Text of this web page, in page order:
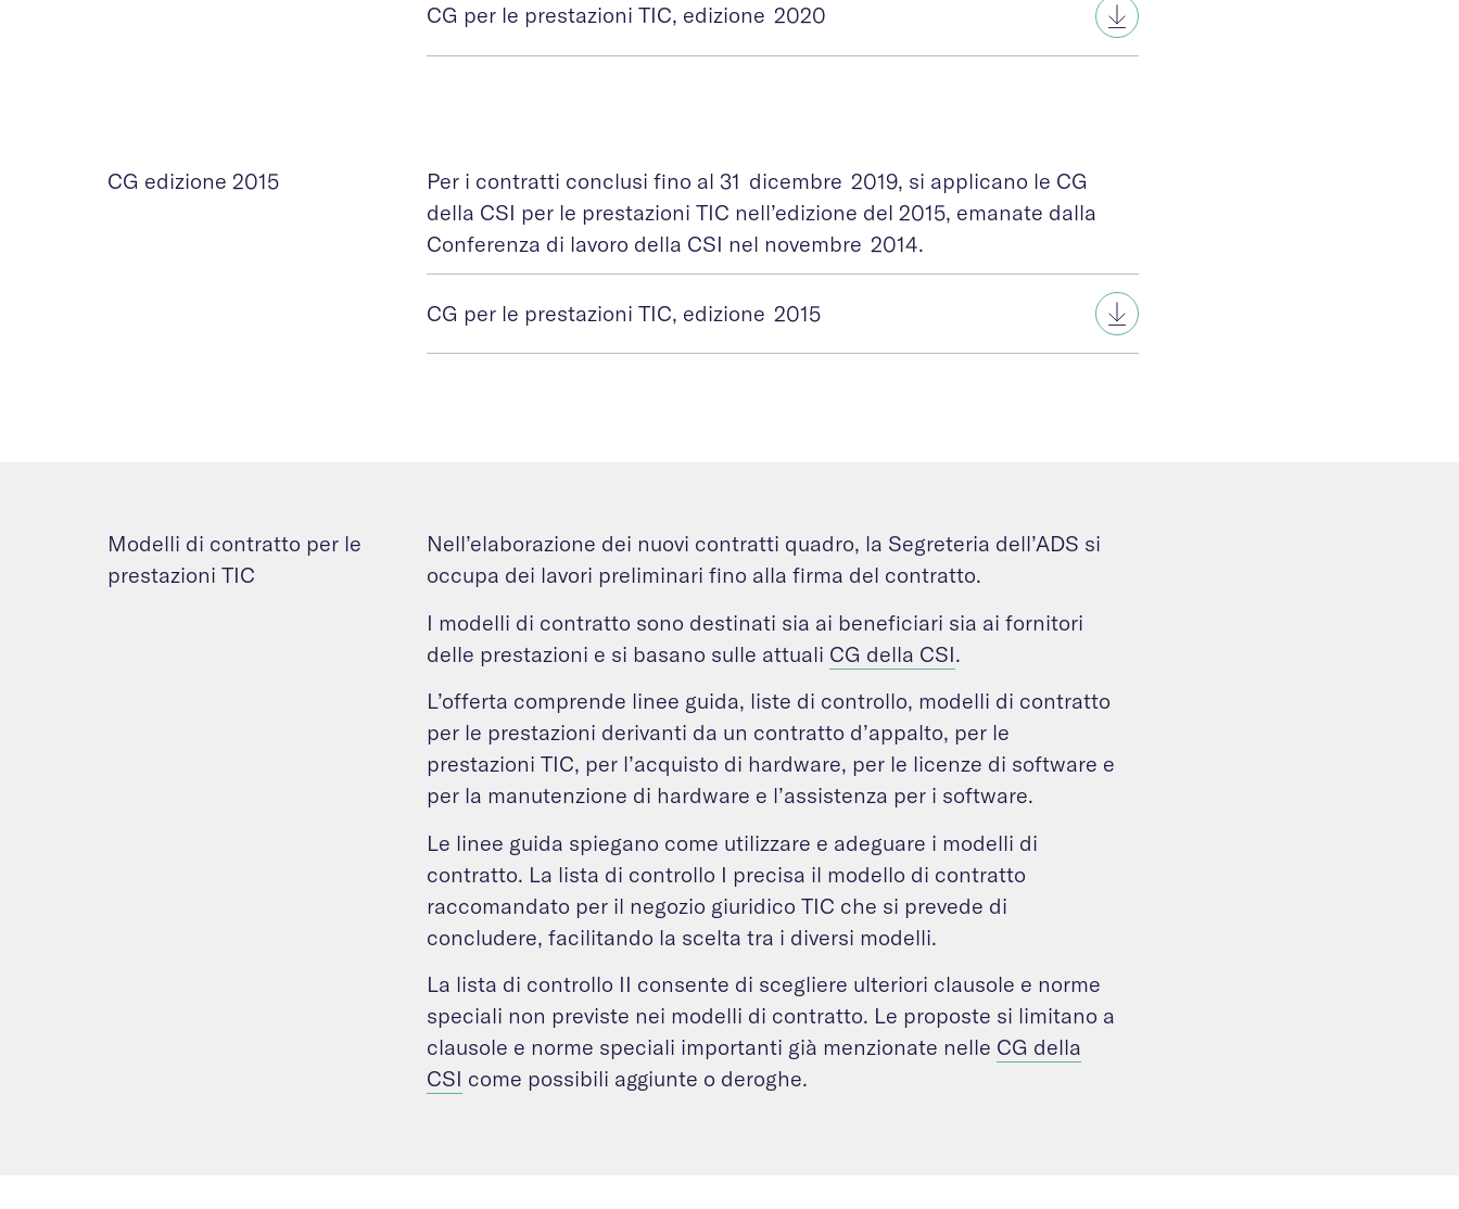
CG per le prestazioni TIC, edizione 2020
CG edizione 2015
Per i contratti conclusi fino al 31 dicembre 2019, si applicano le CG
della CSI per le prestazioni TIC nell’edizione del 2015, emanate dalla
Conferenza di lavoro della CSI nel novembre 2014.
CG per le prestazioni TIC, edizione 2015
Modelli di contratto per le
prestazioni TIC
Nell’elaborazione dei nuovi contratti quadro, la Segreteria dell’ADS si
occupa dei lavori preliminari fino alla firma del contratto.
I modelli di contratto sono destinati sia ai beneficiari sia ai fornitori
delle prestazioni e si basano sulle attuali CG della CSI.
L’offerta comprende linee guida, liste di controllo, modelli di contratto
per le prestazioni derivanti da un contratto d’appalto, per le
prestazioni TIC, per l’acquisto di hardware, per le licenze di software e
per la manutenzione di hardware e l’assistenza per i software.
Le linee guida spiegano come utilizzare e adeguare i modelli di
contratto. La lista di controllo I precisa il modello di contratto
raccomandato per il negozio giuridico TIC che si prevede di
concludere, facilitando la scelta tra i diversi modelli.
La lista di controllo II consente di scegliere ulteriori clausole e norme
speciali non previste nei modelli di contratto. Le proposte si limitano a
clausole e norme speciali importanti già menzionate nelle CG della
CSI come possibili aggiunte o deroghe.